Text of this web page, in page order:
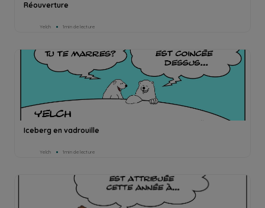
Réouverture
Yelch 1min de lecture
Iceberg en vadrouille
Yelch 1min de lecture